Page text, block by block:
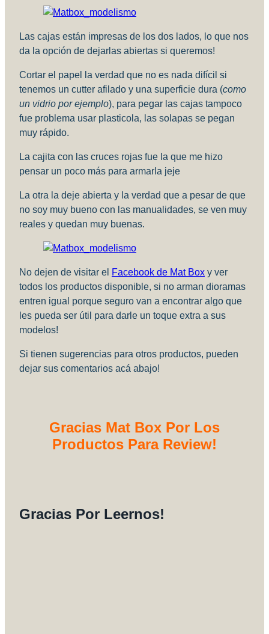
Las cajas están impresas de los dos lados, lo que nos
da la opción de dejarlas abiertas si queremos!
Cortar el papel la verdad que no es nada difícil si
tenemos un cutter afilado y una superficie dura (como
un vidrio por ejemplo), para pegar las cajas tampoco
fue problema usar plasticola, las solapas se pegan
muy rápido.
La cajita con las cruces rojas fue la que me hizo
pensar un poco más para armarla jeje
La otra la deje abierta y la verdad que a pesar de que
no soy muy bueno con las manualidades, se ven muy
reales y quedan muy buenas.
No dejen de visitar el Facebook de Mat Box y ver
todos los productos disponible, si no arman dioramas
entren igual porque seguro van a encontrar algo que
les pueda ser útil para darle un toque extra a sus
modelos!
Si tienen sugerencias para otros productos, pueden
dejar sus comentarios acá abajo!
Gracias Mat Box Por Los
Productos Para Review!
Gracias Por Leernos!